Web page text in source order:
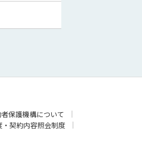
保護機構について
契約内容照会制度